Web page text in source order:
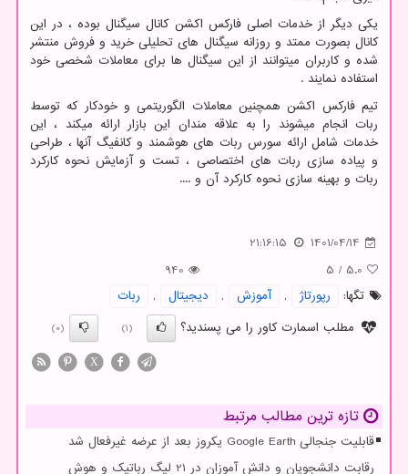
یکی دیگر از خدمات اصلی فارکس اکشن کانال سیگنال بوده ، در این
کانال بصورت ممتد و روزانه سیگنال های تحلیلی خرید و فروش منتشر
شده و کاربران میتوانند از این سیگنال ها برای معاملات شخصی خود
استفاده نمایند .
تیم فارکس اکشن همچنین معاملات الگوریتمی و خودکار که توسط
ربات انجام میشوند را به علاقه مندان این بازار ارائه میکند ، این
خدمات شامل ارائه سورس ربات های هوشمند و کانفیگ آنها ، طراحی
و پیاده سازی ربات های اختصاصی ، تست و آزمایش نحوه کارکرد
ربات و بهینه سازی نحوه کارکرد آن و ....
1401/04/14
21:16:15
5.0
/
5
940
تگها:
رپورتاژ , آموزش , دیجیتال ,
ربات
مطلب اسمارت کاور را می پسندید؟
(1)
(0)
X
تازه ترین مطالب مرتبط
قابلیت جنجالی Google Earth یکروز بعد از عرضه غیرفعال شد
رقابت دانشجویان و دانش آموزان در 21 لیگ رباتیک و هوش